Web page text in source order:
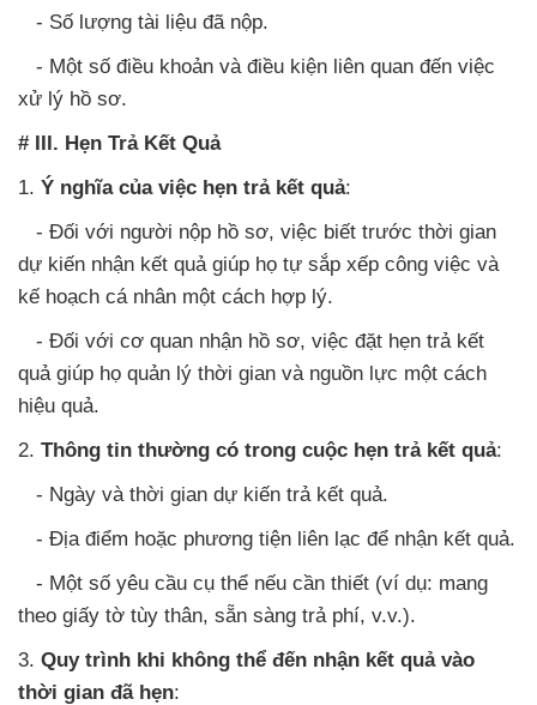
- Số lượng tài liệu đã nộp.
- Một số điều khoản và điều kiện liên quan đến việc
xử lý hồ sơ.
# III. Hẹn Trả Kết Quả
1. Ý nghĩa của việc hẹn trả kết quả:
- Đối với người nộp hồ sơ, việc biết trước thời gian
dự kiến nhận kết quả giúp họ tự sắp xếp công việc và
kế hoạch cá nhân một cách hợp lý.
- Đối với cơ quan nhận hồ sơ, việc đặt hẹn trả kết
quả giúp họ quản lý thời gian và nguồn lực một cách
hiệu quả.
2. Thông tin thường có trong cuộc hẹn trả kết quả:
- Ngày và thời gian dự kiến trả kết quả.
- Địa điểm hoặc phương tiện liên lạc để nhận kết quả.
- Một số yêu cầu cụ thể nếu cần thiết (ví dụ: mang
theo giấy tờ tùy thân, sẵn sàng trả phí, v.v.).
3. Quy trình khi không thể đến nhận kết quả vào
thời gian đã hẹn: